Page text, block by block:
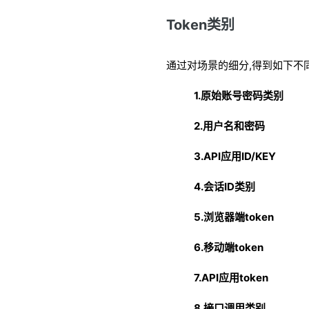
Token类别
通过对场景的细分,得到如下不
1.原始账号密码类别
2.用户名和密码
3.API应用ID/KEY
4.会话ID类别
5.浏览器端token
6.移动端token
7.API应用token